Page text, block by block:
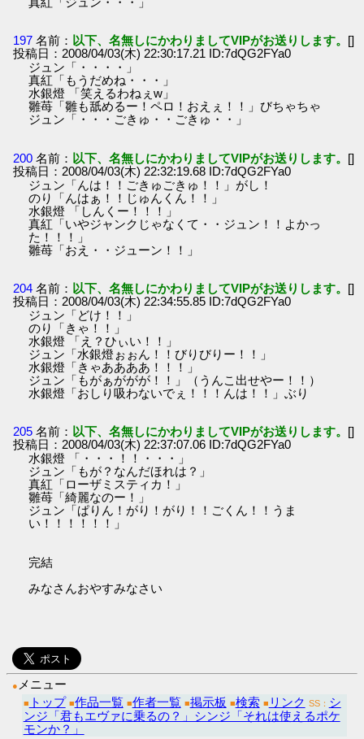
197 名前： 以下、名無しにかわりましてVIPがお送りします。 []
投稿日：2008/04/03(木) 22:30:17.21 ID:7dQG2FYa0
ジュン「・・・・」
真紅「もうだめね・・・」
水銀燈 「笑えるわねぇw」
雛苺「雛も舐めるー！ペロ！おえぇ！！」びちゃちゃ
ジュン「・・・ごきゅ・・ごきゅ・・」
200 名前： 以下、名無しにかわりましてVIPがお送りします。 []
投稿日：2008/04/03(木) 22:32:19.68 ID:7dQG2FYa0
ジュン「んは！！ごきゅごきゅ！！」がし！
のり「んはぁ！！じゅんくん！！」
水銀燈 「しんくー！！！」
真紅「いやジャンクじゃなくて・・ジュン！！よかっ
た！！！」
雛苺「おえ・・ジューン！！」
204 名前： 以下、名無しにかわりましてVIPがお送りします。 []
投稿日：2008/04/03(木) 22:34:55.85 ID:7dQG2FYa0
ジュン「どけ！！」
のり「きゃ！！」
水銀燈 「え？ひぃい！！」
ジュン「水銀燈ぉぉん！！びりびりー！！」
水銀燈「きゃああああ！！！」
ジュン「もがぁががが！！」（うんこ出せやー！！）
水銀燈「おしり吸わないでぇ！！！んは！！」ぶり
205 名前： 以下、名無しにかわりましてVIPがお送りします。 []
投稿日：2008/04/03(木) 22:37:07.06 ID:7dQG2FYa0
水銀燈 「・・・！！・・・」
ジュン「もが？なんだほれは？」
真紅「ローザミスティカ！」
雛苺「綺麗なのー！」
ジュン「ぱりん！がり！がり！！ごくん！！うま
い！！！！！！」
完結
みなさんおやすみなさい
● メニュー
■ トップ ■作品一覧 ■作者一覧 ■掲示板 ■検索 ■ リンク SS： シ
ンジ「君もエヴァに乗るの？」シンジ「それは使えるポケ
モンか？」